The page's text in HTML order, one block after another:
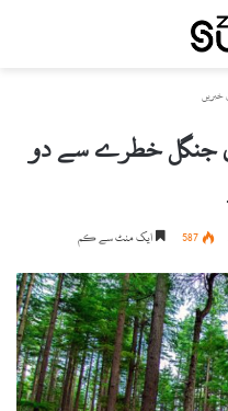
خبریں
جنگل خطرے سے دو
587 ایک منٹ سے کم